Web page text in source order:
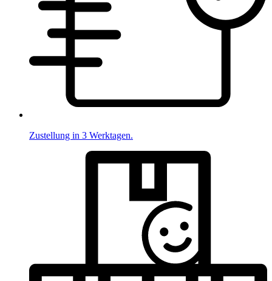
Zustellung in 3 Werktagen.